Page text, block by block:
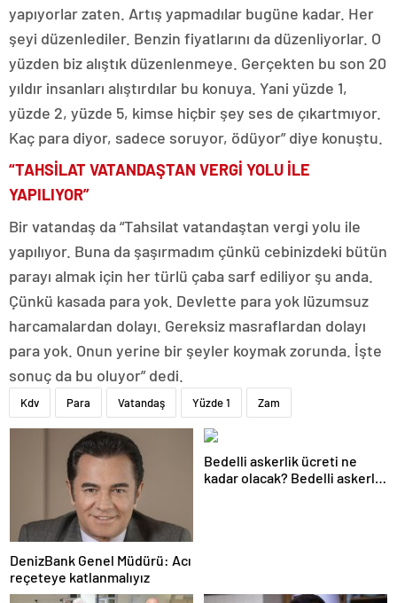
yapıyorlar zaten. Artış yapmadılar bugüne kadar. Her
şeyi düzenlediler. Benzin fiyatlarını da düzenliyorlar. O
yüzden biz alıştık düzenlenmeye. Gerçekten bu son 20
yıldır insanları alıştırdılar bu konuya. Yani yüzde 1,
yüzde 2, yüzde 5, kimse hiçbir şey ses de çıkartmıyor.
Kaç para diyor, sadece soruyor, ödüyor” diye konuştu.
“TAHSİLAT VATANDAŞTAN VERGİ YOLU İLE
YAPILIYOR”
Bir vatandaş da “Tahsilat vatandaştan vergi yolu ile
yapılıyor. Buna da şaşırmadım çünkü cebinizdeki bütün
parayı almak için her türlü çaba sarf ediliyor şu anda.
Çünkü kasada para yok. Devlette para yok lüzumsuz
harcamalardan dolayı. Gereksiz masraflardan dolayı
para yok. Onun yerine bir şeyler koymak zorunda. İşte
sonuç da bu oluyor” dedi.
Kdv Para Vatandaş Yüzde 1 Zam
DenizBank Genel Müdürü: Acı
reçeteye katlanmalıyız
Bedelli askerlik ücreti ne
kadar olacak? Bedelli askerlik